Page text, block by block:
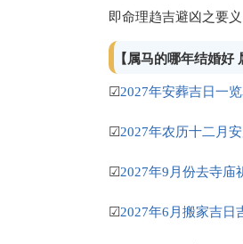
即命理趋吉避凶之要义
【属马的哪年结婚好
☑
☑
☑
☑